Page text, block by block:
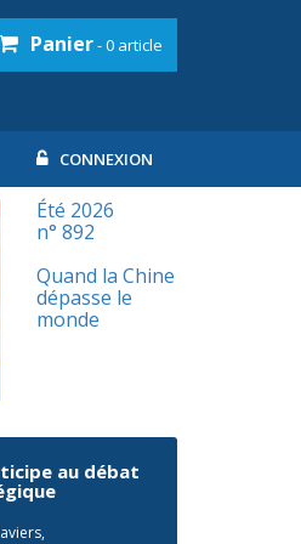
Panier- 0 article
CONNEXION
Été 2026
n° 892
Quand la Chine
dépasse le
monde
au débat